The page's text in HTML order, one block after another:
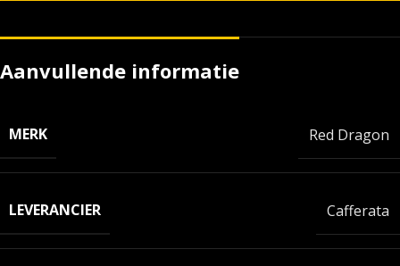
Aanvullende informatie
MERK Red Dragon
LEVERANCIER Cafferata